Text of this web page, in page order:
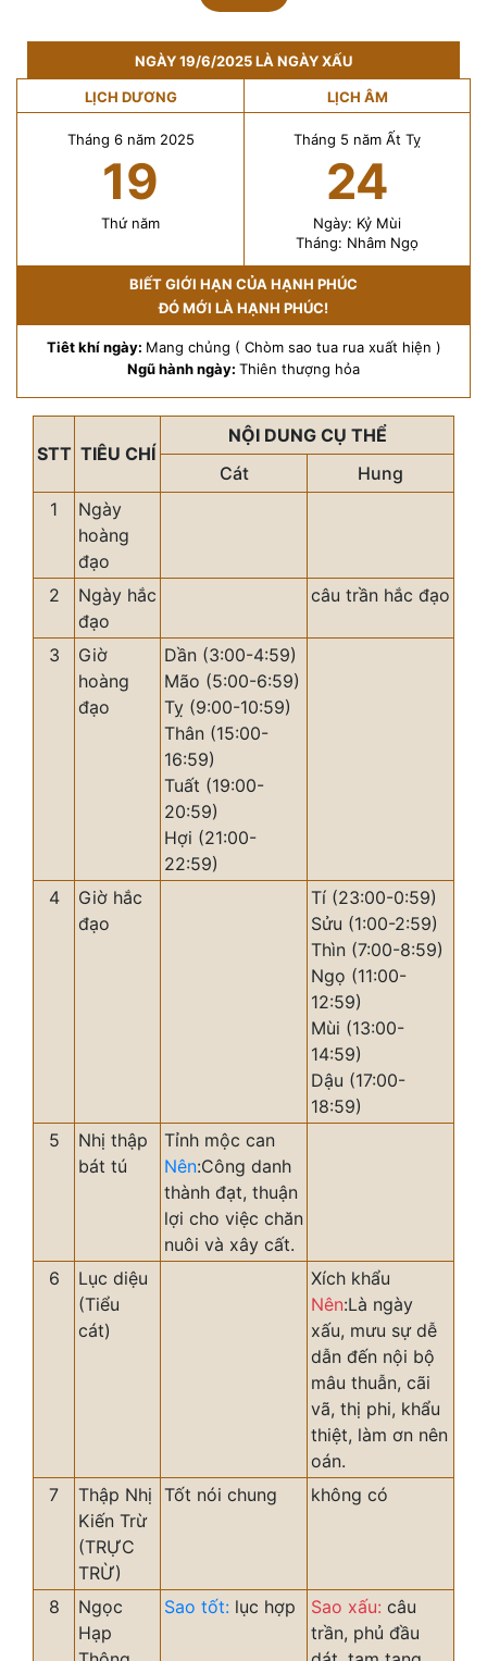
NGÀY 19/6/2025 LÀ NGÀY XẤU
LỊCH DƯƠNG LỊCH ÂM
Tháng 6 năm 2025
19
Thứ năm
Tháng 5 năm Ất Tỵ
24
Ngày: Kỷ Mùi
Tháng: Nhâm Ngọ
BIẾT GIỚI HẠN CỦA HẠNH PHÚC
ĐÓ MỚI LÀ HẠNH PHÚC!
Tiêt khí ngày: Mang chủng ( Chòm sao tua rua xuất hiện )
Ngũ hành ngày: Thiên thượng hỏa
STT TIÊU CHÍ
NỘI DUNG CỤ THỂ
Cát
Hung
1
Ngày
hoàng
đạo
2
Ngày hắc
đạo
câu trần hắc đạo
3
Giờ
hoàng
đạo
Dần (3:00-4:59)
Mão (5:00-6:59)
Tỵ (9:00-10:59)
Thân (15:00-
16:59)
Tuất (19:00-
20:59)
Hợi (21:00-
22:59)
4
Giờ hắc
đạo
Tí (23:00-0:59)
Sửu (1:00-2:59)
Thìn (7:00-8:59)
Ngọ (11:00-
12:59)
Mùi (13:00-
14:59)
Dậu (17:00-
18:59)
5
Nhị thập
bát tú
Tỉnh mộc can
Nên:Công danh
thành đạt, thuận
lợi cho việc chăn
nuôi và xây cất.
6
Lục diệu
(Tiểu
cát)
Xích khẩu
Nên:Là ngày
xấu, mưu sự dễ
dẫn đến nội bộ
mâu thuẫn, cãi
vã, thị phi, khẩu
thiệt, làm ơn nên
oán.
7
Thập Nhị
Kiến Trừ
(TRỰC
TRỪ)
Tốt nói chung không có
8
Ngọc
Hạp
Sao tốt: lục hợp Sao xấu: câu
trần, phủ đầu